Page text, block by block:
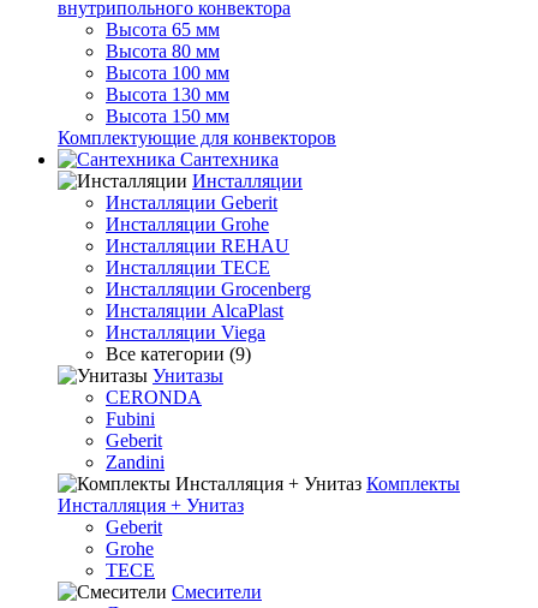
внутрипольного конвектора
Высота 65 мм
Высота 80 мм
Высота 100 мм
Высота 130 мм
Высота 150 мм
Комплектующие для конвекторов
Сантехника
Инсталляции
Инсталляции Geberit
Инсталляции Grohe
Инсталляции REHAU
Инсталляции TECE
Инсталляции Grocenberg
Инсталяции AlcaPlast
Инсталляции Viega
Все категории (9)
Унитазы
CERONDA
Fubini
Geberit
Zandini
Комплекты
Инсталляция + Унитаз
Geberit
Grohe
TECE
Смесители